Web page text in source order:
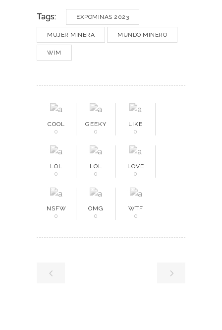
Tags: EXPOMINAS 2023
MUJER MINERA MUNDO MINERO
WIM
COOL
0
GEEKY
0
LIKE
0
LOL
0
LOL
0
LOVE
0
NSFW
0
OMG
0
WTF
0